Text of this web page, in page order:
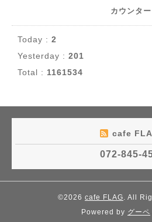
カウンター
Today : 2
Yesterday : 201
Total : 1161534
cafe
072-845-
©2026 cafe FLAG. All
Powered by グーペ